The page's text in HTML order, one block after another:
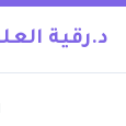
د.رقية